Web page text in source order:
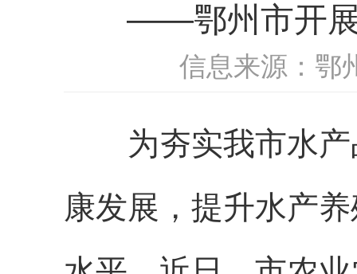
——鄂州市开展
信息来源：鄂
为夯实我市水产
康发展，提升水产